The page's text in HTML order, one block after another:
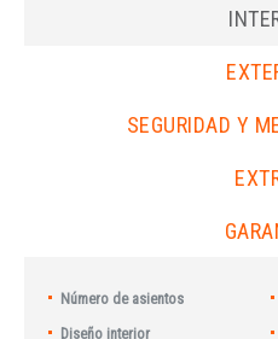
SEGURIDAD Y
Número de asientos
Diseño interior